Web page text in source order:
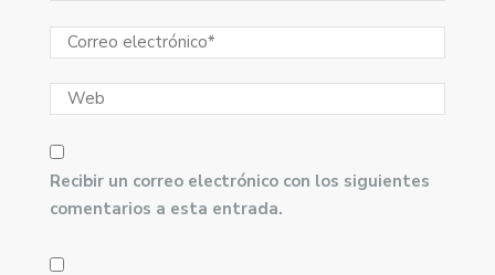
Recibir un correo electrónico con los siguientes
comentarios a esta entrada.